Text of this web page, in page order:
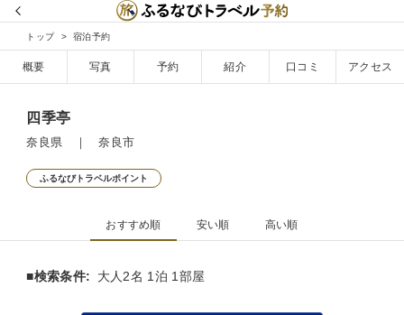
トップ 宿泊予約
概要 写真 予約 紹介 口コミ アクセス
四季亭
奈良県 ｜ 奈良市
ふるなびトラベルポイント
おすすめ順 安い順 高い順
■検索条件: 大人2名 1泊 1部屋